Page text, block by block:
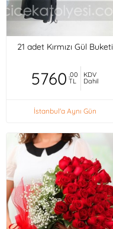
21 adet Kırmızı Gül Buketi
5760 ,00
TL
KDV
Dahil
İstanbul'a Aynı Gün